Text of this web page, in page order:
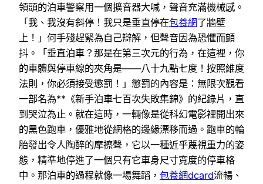
領頭的泊車警察用一個擴音器大喊，聲音充滿機械感。
「我、我沒有斜停！我只是垂直停在包養網了牆壁
上！」何手殘趕緊為自己辯解，但聲音因為恐懼而顫
抖。「垂直泊車？那是在第三次元的行為，在這裡，你
的車體與停車線的夾角是——八十九點七度！按照維度
法則，你必須接受懲罰！」懲罰的內容是：無限次觀看
一部名為**《新手泊車七百次失敗集錦》的紀錄片，直
到哭泣為止。就在這時，一輛像是從科幻電影裡開出來
的黑色跑車，優雅地從網格的邊緣漂移而過。跑車的輪
胎發出令人陶醉的摩擦聲，它以一種近乎蔑視重力的姿
態，精準地停進了一個只有它車身尺寸寬度的停車格
中。那泊車的過程就像一場舞蹈， 包養網dcard流暢、